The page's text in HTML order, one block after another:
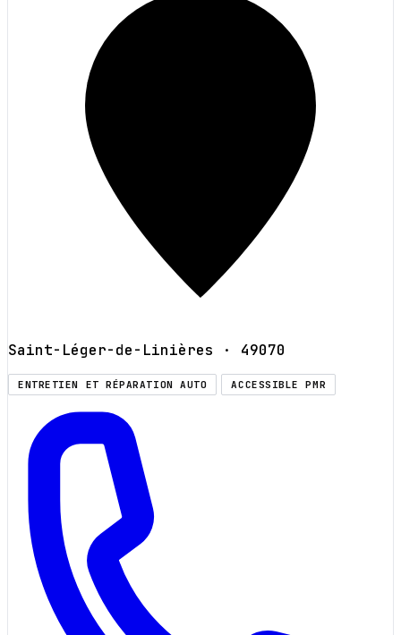
Saint-Léger-de-Linières · 49070
ENTRETIEN ET RÉPARATION AUTO ACCESSIBLE PMR